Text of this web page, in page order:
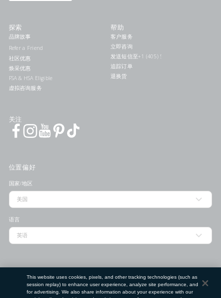
探索
品牌故事
Refer a Friend
社区优惠
焕采优惠
FSA & HSA Eligible
虚拟咨询服务
帮助
客户服务
立即咨询
发送短信至+1 (405) 578-7046联系我们
追踪订单
退换货
关注
位置偏好
国家/地区
语言
邮政编码
This website uses cookies, pixels, and other tracking technologies (such as
session replay) to enhance user experience, analyze site performance, and
for advertising. We also share information about your experience with our